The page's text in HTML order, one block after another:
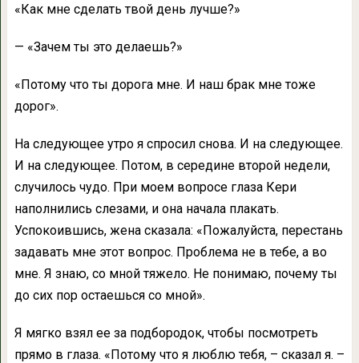
«Как мне сделать твой день лучше?»
— «Зачем ты это делаешь?»
«Потому что ты дорога мне. И наш брак мне тоже
дорог».
На следующее утро я спросил снова. И на следующее.
И на следующее. Потом, в середине второй недели,
случилось чудо. При моем вопросе глаза Кери
наполнились слезами, и она начала плакать.
Успокоившись, жена сказала: «Пожалуйста, перестань
задавать мне этот вопрос. Проблема не в тебе, а во
мне. Я знаю, со мной тяжело. Не понимаю, почему ты
до сих пор остаешься со мной».
Я мягко взял ее за подбородок, чтобы посмотреть
прямо в глаза. «Потому что я люблю тебя, – сказал я. –